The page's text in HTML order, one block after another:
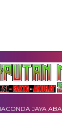
JAYA